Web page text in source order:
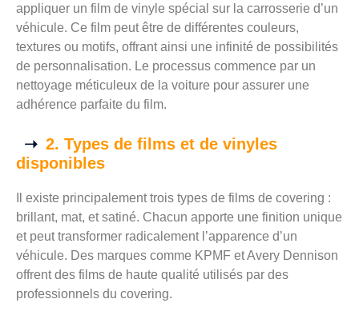
appliquer un film de vinyle spécial sur la carrosserie d’un
véhicule. Ce film peut être de différentes couleurs,
textures ou motifs, offrant ainsi une infinité de possibilités
de personnalisation. Le processus commence par un
nettoyage méticuleux de la voiture pour assurer une
adhérence parfaite du film.
2. Types de films et de vinyles
disponibles
Il existe principalement trois types de films de covering :
brillant, mat, et satiné. Chacun apporte une finition unique
et peut transformer radicalement l’apparence d’un
véhicule. Des marques comme KPMF et Avery Dennison
offrent des films de haute qualité utilisés par des
professionnels du covering.